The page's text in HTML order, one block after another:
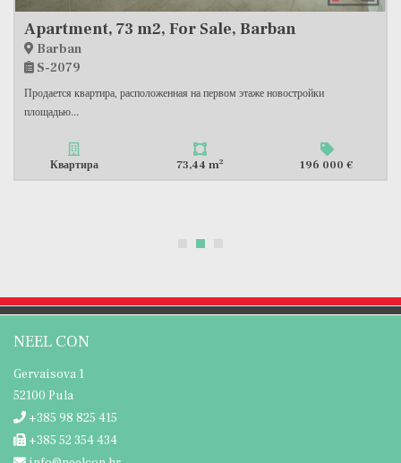
Sale, Barban
на первом этаже новостройки
Apartment, 69 m2,
Продаётся квартира типа 3,5-
Квартира
NEEL CON
Gervaisova 1
52100 Pula
+385 98 825 415
+385 52 354 434